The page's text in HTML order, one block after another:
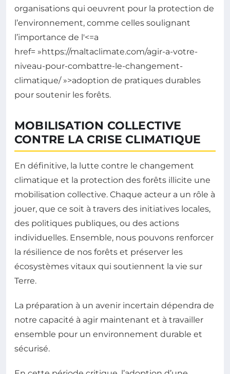
organisations qui oeuvrent pour la protection de
l’environnement, comme celles soulignant
l’importance de l'<=a
href= »https://maltaclimate.com/agir-a-votre-
niveau-pour-combattre-le-changement-
climatique/ »>adoption de pratiques durables
pour soutenir les forêts.
MOBILISATION COLLECTIVE
CONTRE LA CRISE CLIMATIQUE
En définitive, la lutte contre le changement
climatique et la protection des forêts illicite une
mobilisation collective. Chaque acteur a un rôle à
jouer, que ce soit à travers des initiatives locales,
des politiques publiques, ou des actions
individuelles. Ensemble, nous pouvons renforcer
la résilience de nos forêts et préserver les
écosystèmes vitaux qui soutiennent la vie sur
Terre.
La préparation à un avenir incertain dépendra de
notre capacité à agir maintenant et à travailler
ensemble pour un environnement durable et
sécurisé.